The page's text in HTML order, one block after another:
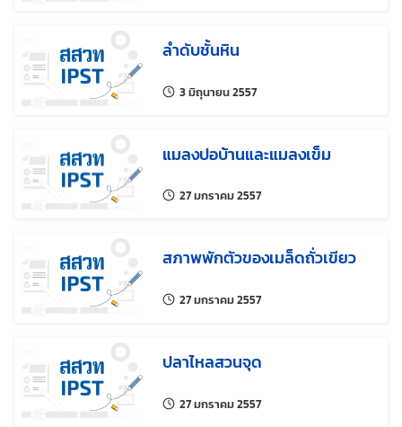
ลำดับชั้นหิน
3 มิถุนายน 2557แก้ไขล่าสุดเมื่อ:
แมลงปอบ้านและแมลงเข็ม
27 มกราคม 2557แก้ไขล่าสุดเมื่อ:
สภาพพักตัวของเมล็ดถั่วเขียว
27 มกราคม 2557แก้ไขล่าสุดเมื่อ:
ปลาไหลสวนจุด
27 มกราคม 2557แก้ไขล่าสุดเมื่อ: